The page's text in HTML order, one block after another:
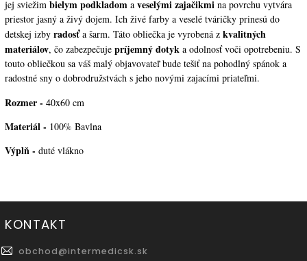
jej sviežim bielym podkladom a veselými zajačikmi na povrchu vytvára
priestor jasný a živý dojem. Ich živé farby a veselé tváričky prinesú do
detskej izby radosť a šarm. Táto obliečka je vyrobená z kvalitných
materiálov, čo zabezpečuje príjemný dotyk a odolnosť voči opotrebeniu. S
touto obliečkou sa váš malý objavovateľ bude tešiť na pohodlný spánok a
radostné sny o dobrodružstvách s jeho novými zajacími priateľmi.
Rozmer - 40x60 cm
Materiál - 100% Bavlna
Výplň - duté vlákno
KONTAKT
obchod@intermedicsk.sk